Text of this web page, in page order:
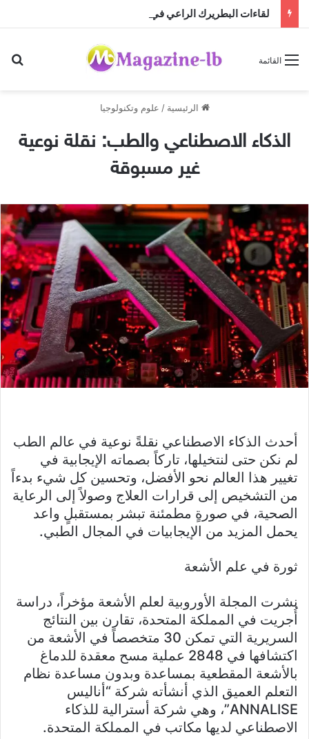
القائمة
الرئيسية / علوم وتكنولوجيا
الذكاء الاصطناعي والطب: نقلة نوعية
غير مسبوقة
أحدث الذكاء الاصطناعي نقلةً نوعية في عالم الطب
لم نكن حتى لنتخيلها، تاركاً بصماته الإيجابية في
تغيير هذا العالم نحو الأفضل، وتحسين كل شيء بدءاً
من التشخيص إلى قرارات العلاج وصولاً إلى الرعاية
الصحية، في صورةٍ مطمئنة تبشر بمستقبلٍ واعد
يحمل المزيد من الإيجابيات في المجال الطبي.
ثورة في علم الأشعة
نشرت المجلة الأوروبية لعلم الأشعة مؤخراً، دراسة
أُجريت في المملكة المتحدة، تقارن بين النتائج
السريرية التي تمكن 30 متخصصاً في الأشعة من
اكتشافها في 2848 عملية مسح معقدة للدماغ
بالأشعة المقطعية بمساعدة وبدون مساعدة نظام
التعلم العميق الذي أنشأته شركة “أناليس
ANNALISE”، وهي شركة أسترالية للذكاء
الاصطناعي لديها مكاتب في المملكة المتحدة.